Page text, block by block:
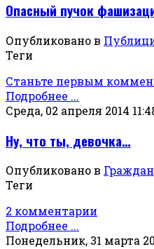
Опасный пучок
Опубликовано в
Теги
Станьте первым
Подробнее ...
Среда, 02 апреля 2014
Ну, что ты, девочка…
Опубликовано в
Теги
2 комментарии
Подробнее ...
Понедельник, 31 марта